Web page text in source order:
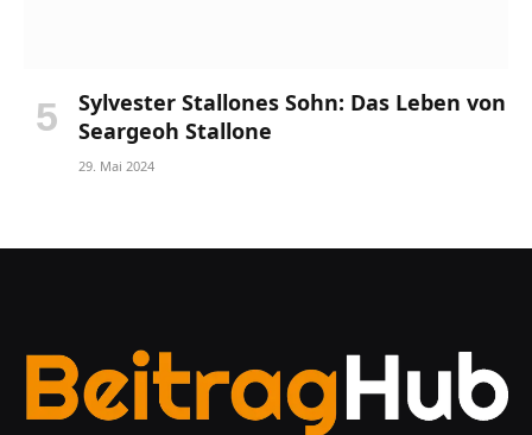
Sylvester Stallones Sohn: Das Leben von
Seargeoh Stallone
29. Mai 2024